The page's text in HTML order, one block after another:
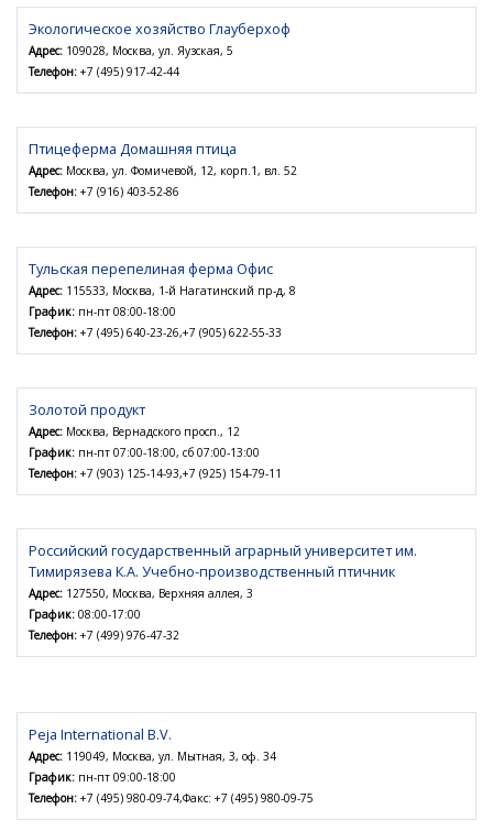
Экологическое хозяйство Глауберхоф
Адрес: 109028, Москва, ул. Яузская, 5
Телефон: +7 (495) 917-42-44
Птицеферма Домашняя птица
Адрес: Москва, ул. Фомичевой, 12, корп.1, вл. 52
Телефон: +7 (916) 403-52-86
Тульская перепелиная ферма Офис
Адрес: 115533, Москва, 1-й Нагатинский пр-д, 8
График: пн-пт 08:00-18:00
Телефон: +7 (495) 640-23-26,+7 (905) 622-55-33
Золотой продукт
Адрес: Москва, Вернадского просп., 12
График: пн-пт 07:00-18:00, сб 07:00-13:00
Телефон: +7 (903) 125-14-93,+7 (925) 154-79-11
Российский государственный аграрный университет им.
Тимирязева К.А. Учебно-производственный птичник
Адрес: 127550, Москва, Верхняя аллея, 3
График: 08:00-17:00
Телефон: +7 (499) 976-47-32
Peja International B.V.
Адрес: 119049, Москва, ул. Мытная, 3, оф. 34
График: пн-пт 09:00-18:00
Телефон: +7 (495) 980-09-74,Факс: +7 (495) 980-09-75